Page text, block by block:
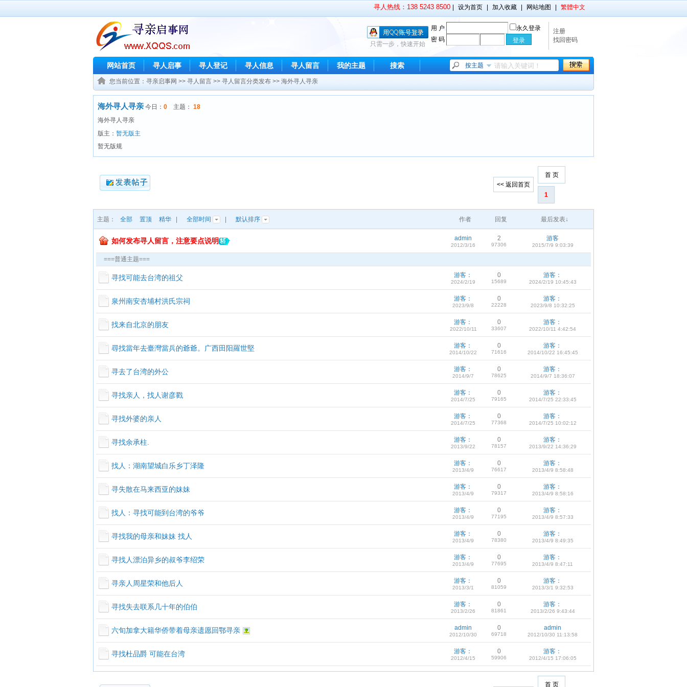
寻人热线：138 5243 8500 设为首页 加入收藏 网站地图 繁體中文
只需一步，快速开始
注册
找回密码
用 户
永久登录
密 码
网站首页 寻人启事 寻人登记 寻人信息 寻人留言 我的主题 搜索 按主题
您当前位置： 寻亲启事网 >> 寻人留言 >> 寻人留言分类发布 >> 海外寻人寻亲
海外寻人寻亲 今日： 0 主题： 18
海外寻人寻亲
版主： 暂无版主
暂无版规
<< 返回首页
首 页
1
主题： 全部 置顶 精华 全部时间 默认排序 作者 回复 最后发表↓
如何发布寻人留言，注意要点说明 admin
2012/3/16
2
97306
游客
2015/7/9 9:03:39
===普通主题===
寻找可能去台湾的祖父 游客：
2024/2/19
0
15689
游客：
2024/2/19 10:45:43
泉州南安杏埔村洪氏宗祠 游客：
2023/9/8
0
22228
游客：
2023/9/8 10:32:25
找来自北京的朋友 游客：
2022/10/11
0
33607
游客：
2022/10/11 4:42:54
尋找當年去臺灣當兵的爺爺。广西田阳羅世堅 游客：
2014/10/22
0
71616
游客：
2014/10/22 16:45:45
寻去了台湾的外公 游客：
2014/9/7
0
78625
游客：
2014/9/7 18:36:07
寻找亲人，找人谢彦戳 游客：
2014/7/25
0
79165
游客：
2014/7/25 22:33:45
寻找外婆的亲人 游客：
2014/7/25
0
77368
游客：
2014/7/25 10:02:12
寻找余承柱. 游客：
2013/9/22
0
78157
游客：
2013/9/22 14:36:29
找人：湖南望城白乐乡丁泽隆 游客：
2013/4/9
0
76617
游客：
2013/4/9 8:58:48
寻失散在马来西亚的妹妹 游客：
2013/4/9
0
79317
游客：
2013/4/9 8:58:16
找人：寻找可能到台湾的爷爷 游客：
2013/4/9
0
77195
游客：
2013/4/9 8:57:33
寻找我的母亲和妹妹 找人 游客：
2013/4/9
0
78380
游客：
2013/4/9 8:49:35
寻找人漂泊异乡的叔爷李绍荣 游客：
2013/4/9
0
77695
游客：
2013/4/9 8:47:11
寻亲人周星荣和他后人 游客：
2013/3/1
0
81059
游客：
2013/3/1 9:32:53
寻找失去联系几十年的伯伯 游客：
2013/2/26
0
81861
游客：
2013/2/26 9:43:44
六旬加拿大籍华侨带着母亲遗愿回鄂寻亲 admin
2012/10/30
0
69718
admin
2012/10/30 11:13:58
寻找杜品爵 可能在台湾 游客：
2012/4/15
0
59906
游客：
2012/4/15 17:06:05
首 页